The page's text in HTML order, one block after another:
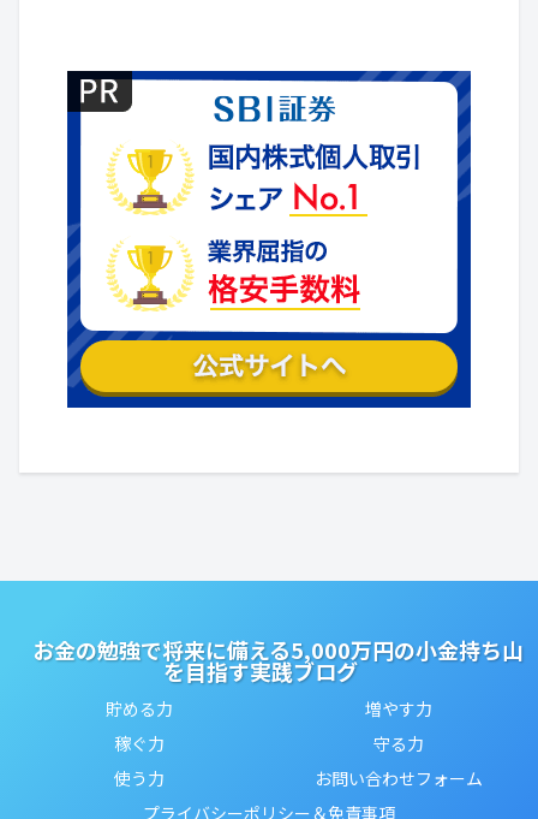
お金の勉強で将来に備える5,000万円の小金持ち山
を目指す実践ブログ
貯める力
増やす力
稼ぐ力
守る力
使う力
お問い合わせフォーム
プライバシーポリシー＆免責事項